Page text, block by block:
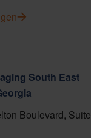
South East
Boulevard, Suite